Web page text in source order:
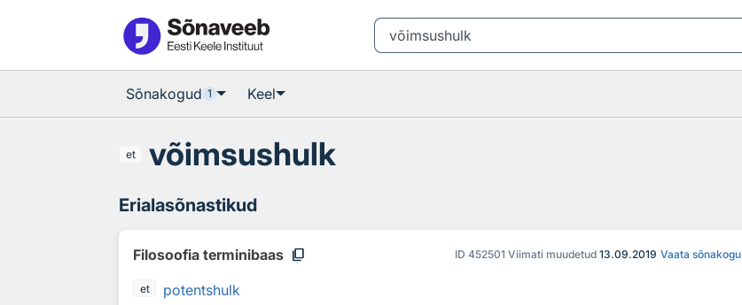
Sõnakogud 1 Keel
et võimsushulk
Erialasõnastikud
Filosoofia terminibaas content_copy ID 452501 Viimati muudetud 13.09.2019 Vaata sõnakogu
et
potentshulk